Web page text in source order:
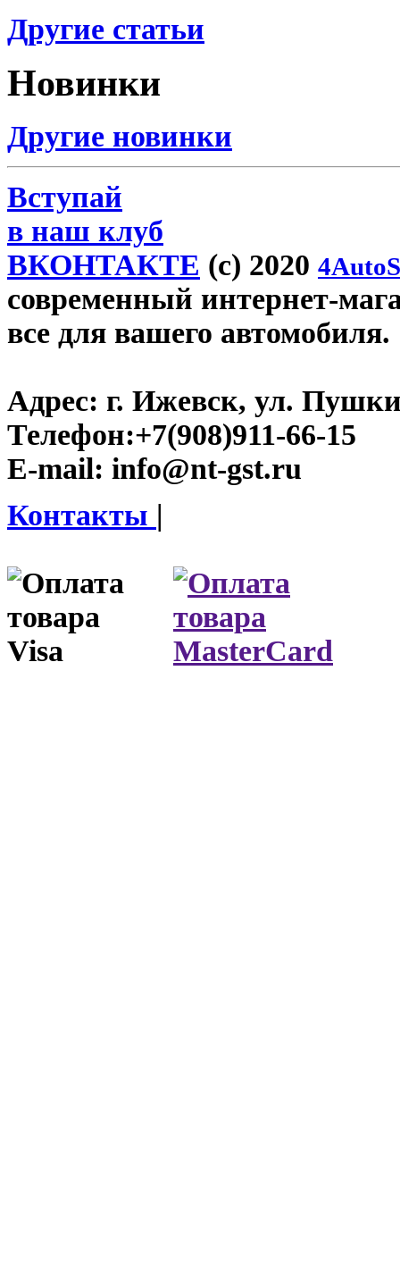
Другие статьи
Новинки
Другие новинки
Вступай
в наш клуб
ВКОНТАКТЕ (c) 2020
современный интернет-
все для вашего автомобиля.
Адрес: г. Ижевск, ул.
Телефон:+7(908)911-66-15
E-mail: info@nt-gst.ru
Контакты |